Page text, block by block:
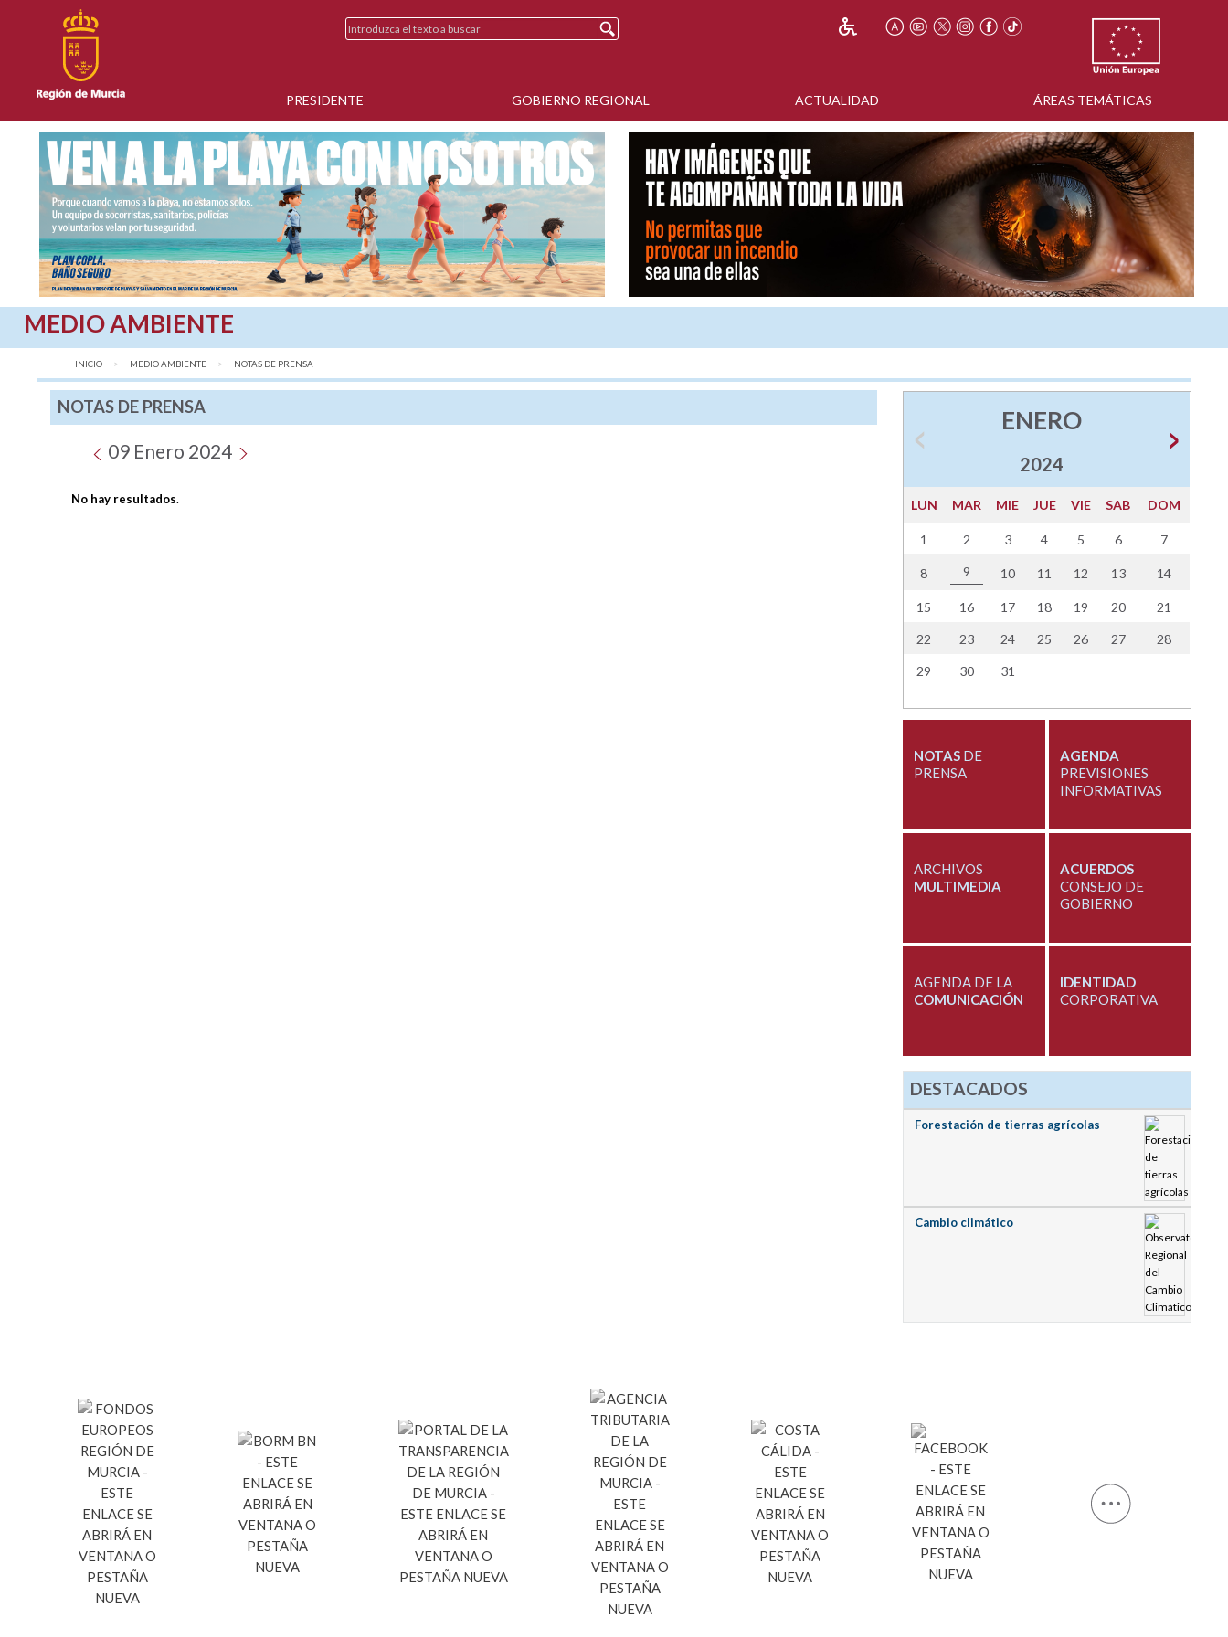
PRESIDENTE GOBIERNO REGIONAL ACTUALIDAD ÁREAS TEMÁTICAS
MEDIO AMBIENTE
INICIO MEDIO AMBIENTE AQUÍ:
NOTAS DE PRENSA
NOTAS DE PRENSA
09 Enero 2024
No hay resultados.
ENERO
2024
LUN MAR MIE JUE VIE SAB DOM
1 2 3 4 5 6 7
8 9 10 11 12 13 14
15 16 17 18 19 20 21
22 23 24 25 26 27 28
29 30 31
NOTASDE
PRENSA
AGENDA
PREVISIONES
INFORMATIVAS
ARCHIVOS
MULTIMEDIA
ACUERDOS
CONSEJO DE
GOBIERNO
AGENDA DE LA
COMUNICACIÓN
IDENTIDAD
CORPORATIVA
DESTACADOS
Forestación de tierras agrícolas
Cambio climático